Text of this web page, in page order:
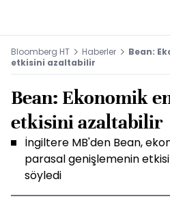
Bloomberg HT Haberler
Bean:
etkisini azaltabilir
Bean: Ekonomik
etkisini azaltabilir
İngiltere MB'den Bean,
parasal genişlemenin
söyledi